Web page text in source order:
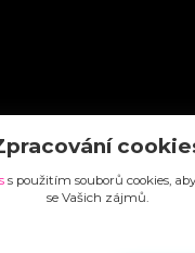
s použitím souborů cookies,
se Vašich zájmů.